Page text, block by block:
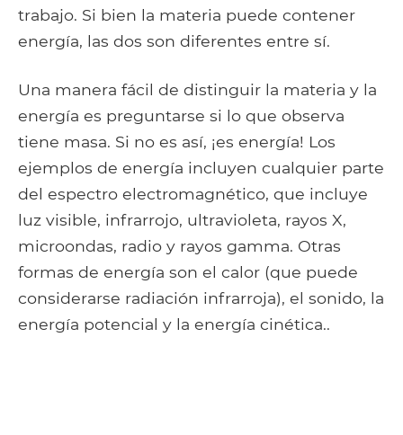
trabajo. Si bien la materia puede contener
energía, las dos son diferentes entre sí.
Una manera fácil de distinguir la materia y la
energía es preguntarse si lo que observa
tiene masa. Si no es así, ¡es energía! Los
ejemplos de energía incluyen cualquier parte
del espectro electromagnético, que incluye
luz visible, infrarrojo, ultravioleta, rayos X,
microondas, radio y rayos gamma. Otras
formas de energía son el calor (que puede
considerarse radiación infrarroja), el sonido, la
energía potencial y la energía cinética..